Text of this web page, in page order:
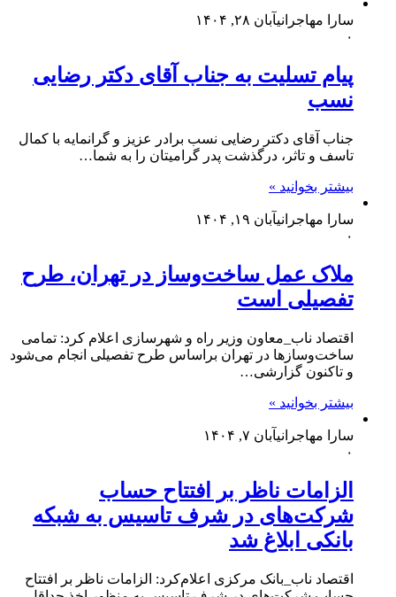
سارا مهاجرانیآبان ۲۸, ۱۴۰۴
۰
پیام تسلیت به جناب آقای دکتر رضایی
نسب
جناب آقای دکتر رضایی نسب برادر عزیز و گرانمایه با کمال
تاسف و تاثر، درگذشت پدر گرامیتان را به شما…
بیشتر بخوانید »
سارا مهاجرانیآبان ۱۹, ۱۴۰۴
۰
ملاک عمل ساخت‌وساز در تهران، طرح
تفصیلی است
اقتصاد ناب_معاون وزیر راه و شهرسازی اعلام کرد: تمامی
ساخت‌وساز‌ها در تهران براساس طرح تفصیلی انجام می‌شود
و تاکنون گزارشی…
بیشتر بخوانید »
سارا مهاجرانیآبان ۷, ۱۴۰۴
۰
الزامات ناظر بر افتتاح حساب
شرکت‌های در شرف تاسیس به شبکه
بانکی ابلاغ شد
اقتصاد ناب_بانک مرکزی اعلام‌کرد: الزامات ناظر بر افتتاح